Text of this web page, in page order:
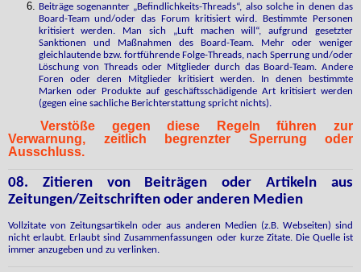
Beiträge sogenannter „Befindlichkeits-Threads“, also solche in denen das
Board-Team und/oder das Forum kritisiert wird. Bestimmte Personen
kritisiert werden. Man sich „Luft machen will“, aufgrund gesetzter
Sanktionen und Maßnahmen des Board-Team. Mehr oder weniger
gleichlautende bzw. fortführende Folge-Threads, nach Sperrung und/oder
Löschung von Threads oder Mitglieder durch das Board-Team. Andere
Foren oder deren Mitglieder kritisiert werden. In denen bestimmte
Marken oder Produkte auf geschäftsschädigende Art kritisiert werden
(gegen eine sachliche Berichterstattung spricht nichts).
Verstöße gegen diese Regeln führen zur
Verwarnung, zeitlich begrenzter Sperrung oder
Ausschluss.
08. Zitieren von Beiträgen oder Artikeln aus
Zeitungen/Zeitschriften oder anderen Medien
Vollzitate von Zeitungsartikeln oder aus anderen Medien (z.B. Webseiten) sind
nicht erlaubt. Erlaubt sind Zusammenfassungen oder kurze Zitate. Die Quelle ist
immer anzugeben und zu verlinken.